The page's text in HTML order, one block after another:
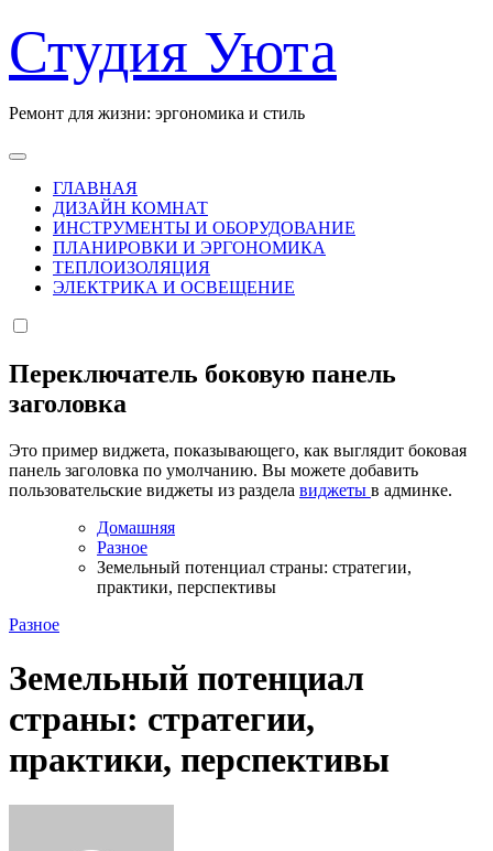
к
содержанию
Студия Уюта
Ремонт для жизни: эргономика и стиль
ГЛАВНАЯ
ДИЗАЙН КОМНАТ
ИНСТРУМЕНТЫ И ОБОРУДОВАНИЕ
ПЛАНИРОВКИ И ЭРГОНОМИКА
ТЕПЛОИЗОЛЯЦИЯ
ЭЛЕКТРИКА И ОСВЕЩЕНИЕ
Переключатель боковую панель
заголовка
Это пример виджета, показывающего, как выглядит боковая
панель заголовка по умолчанию. Вы можете добавить
пользовательские виджеты из раздела виджеты в админке.
Домашняя
Разное
Земельный потенциал страны: стратегии,
практики, перспективы
Разное
Земельный потенциал
страны: стратегии,
практики, перспективы